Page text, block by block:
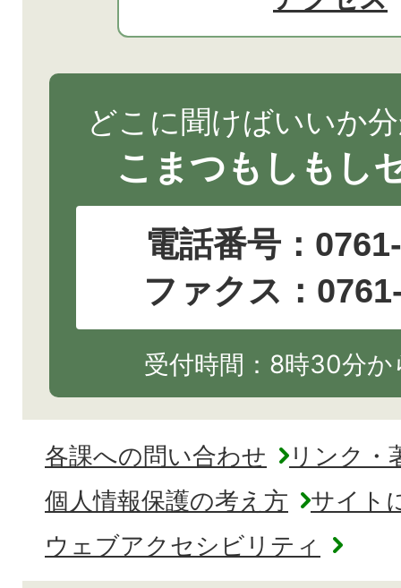
どこに聞けばいいか
こまつもしもし
電話番号：
ファクス：
受付時間：8時30分
各課への問い合わせ
リンク・
個人情報保護の考え方
サイト
ウェブアクセシビリティ